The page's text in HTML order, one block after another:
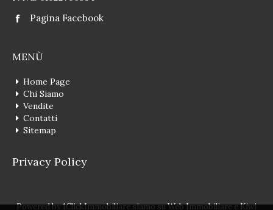
Pagina Facebook
MENÙ
Home Page
Chi Siamo
Vendite
Contatti
Sitemap
Privacy Policy
Powered by1ClickImmobiliaresiamo suWeb ImmobiliareeKiwi